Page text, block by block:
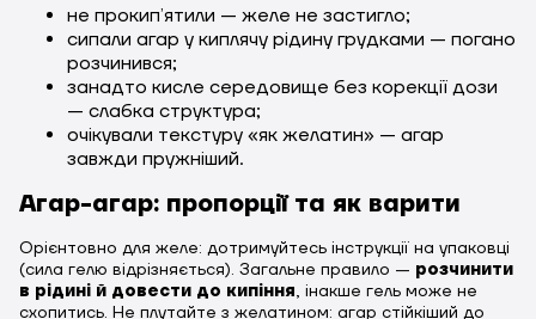
не прокипʼятили — желе не застигло;
сипали агар у киплячу рідину грудками — погано
розчинився;
занадто кисле середовище без корекції дози
— слабка структура;
очікували текстуру «як желатин» — агар
завжди пружніший.
Агар-агар: пропорції та як варити
Орієнтовно для желе: дотримуйтесь інструкції на упаковці
(сила гелю відрізняється). Загальне правило — розчинити
в рідині й довести до кипіння, інакше гель може не
схопитись. Не плутайте з желатином: агар стійкіший до